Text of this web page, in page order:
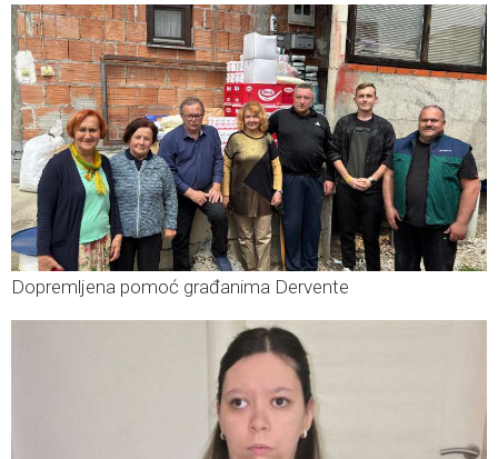
Dopremljena pomoć građanima Dervente